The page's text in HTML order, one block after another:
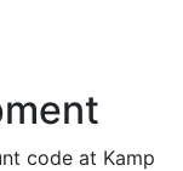
code at Kamp